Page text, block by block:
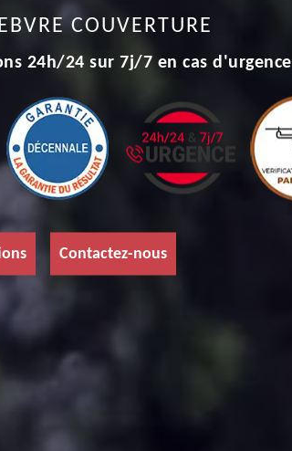
COUVERTURE
24h/24 sur 7j/7 en cas d'urgence
Contactez-nous